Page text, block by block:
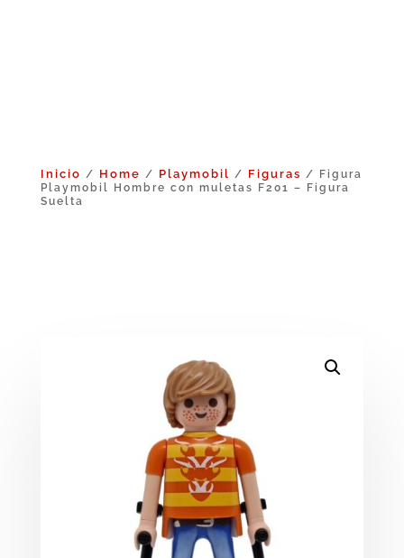
Inicio / Home / Playmobil / Figuras / Figura
Playmobil Hombre con muletas F201 – Figura
Suelta